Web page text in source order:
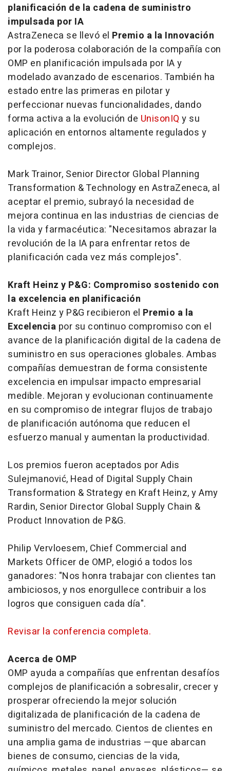
planificación de la cadena de suministro
impulsada por IA
AstraZeneca se llevó el Premio a la Innovación
por la poderosa colaboración de la compañía con
OMP en planificación impulsada por IA y
modelado avanzado de escenarios. También ha
estado entre las primeras en pilotar y
perfeccionar nuevas funcionalidades, dando
forma activa a la evolución de UnisonIQ y su
aplicación en entornos altamente regulados y
complejos.
Mark Trainor, Senior Director Global Planning
Transformation & Technology en AstraZeneca, al
aceptar el premio, subrayó la necesidad de
mejora continua en las industrias de ciencias de
la vida y farmacéutica: "Necesitamos abrazar la
revolución de la IA para enfrentar retos de
planificación cada vez más complejos".
Kraft Heinz y P&G: Compromiso sostenido con
la excelencia en planificación
Kraft Heinz y P&G recibieron el Premio a la
Excelencia por su continuo compromiso con el
avance de la planificación digital de la cadena de
suministro en sus operaciones globales. Ambas
compañías demuestran de forma consistente
excelencia en impulsar impacto empresarial
medible. Mejoran y evolucionan continuamente
en su compromiso de integrar flujos de trabajo
de planificación autónoma que reducen el
esfuerzo manual y aumentan la productividad.
Los premios fueron aceptados por Adis
Sulejmanović, Head of Digital Supply Chain
Transformation & Strategy en Kraft Heinz, y Amy
Rardin, Senior Director Global Supply Chain &
Product Innovation de P&G.
Philip Vervloesem, Chief Commercial and
Markets Officer de OMP, elogió a todos los
ganadores: "Nos honra trabajar con clientes tan
ambiciosos, y nos enorgullece contribuir a los
logros que consiguen cada día".
Revisar la conferencia completa.
Acerca de OMP
OMP ayuda a compañías que enfrentan desafíos
complejos de planificación a sobresalir, crecer y
prosperar ofreciendo la mejor solución
digitalizada de planificación de la cadena de
suministro del mercado. Cientos de clientes en
una amplia gama de industrias —que abarcan
bienes de consumo, ciencias de la vida,